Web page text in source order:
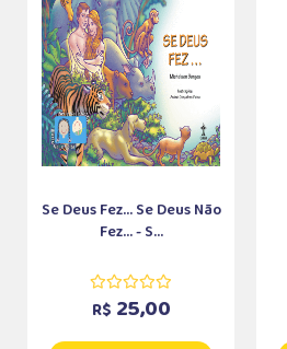
Se Deus Fez... Se Deus Não
Fez... - S...
R$ 25,00